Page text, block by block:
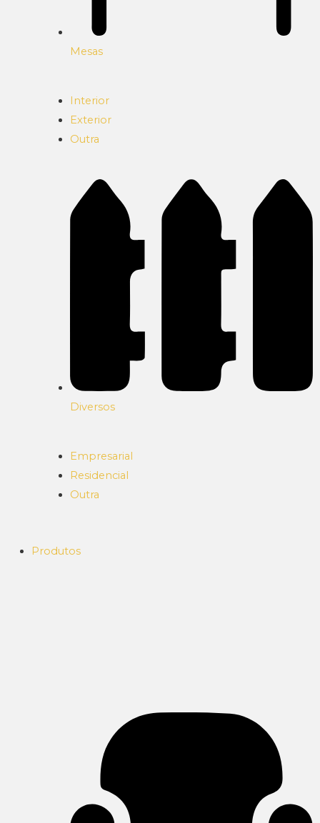
Mesas
Interior
Exterior
Outra
Diversos
Empresarial
Residencial
Outra
Produtos